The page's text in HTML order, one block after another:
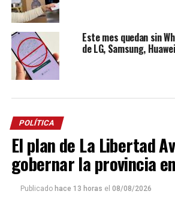
Este mes quedan sin
de LG, Samsung,
POLÍTICA
El plan de La Libertad
gobernar la provincia
Publicado hace 13 horas el 08/08/2026